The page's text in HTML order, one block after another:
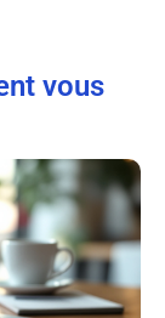
vous